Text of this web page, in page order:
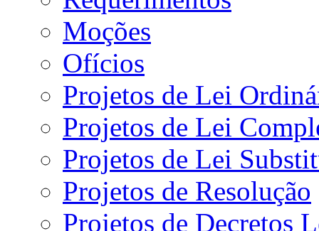
Moções
Ofícios
Projetos de Lei
Projetos de Lei
Projetos de Lei
Projetos de Resolução
Projetos de Decretos